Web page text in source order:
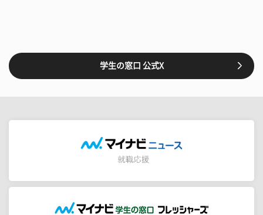
学生の窓口 公式X